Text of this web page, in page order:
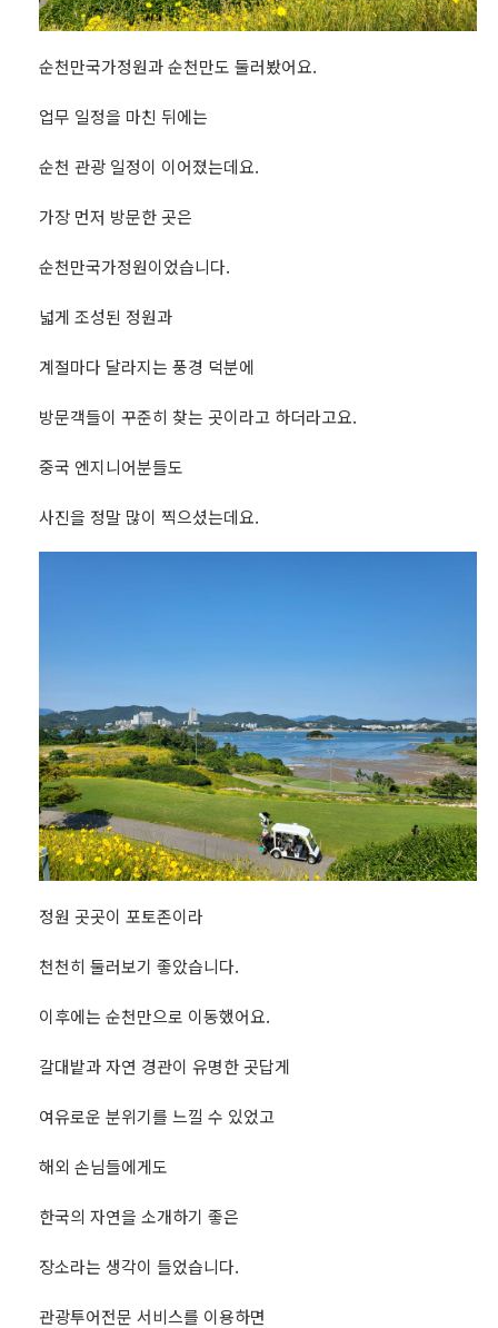
순천만국가정원과 순천만도 둘러봤어요.
업무 일정을 마친 뒤에는
순천 관광 일정이 이어졌는데요.
가장 먼저 방문한 곳은
순천만국가정원이었습니다.
넓게 조성된 정원과
계절마다 달라지는 풍경 덕분에
방문객들이 꾸준히 찾는 곳이라고 하더라고요.
중국 엔지니어분들도
사진을 정말 많이 찍으셨는데요.
정원 곳곳이 포토존이라
천천히 둘러보기 좋았습니다.
이후에는 순천만으로 이동했어요.
갈대밭과 자연 경관이 유명한 곳답게
여유로운 분위기를 느낄 수 있었고
해외 손님들에게도
한국의 자연을 소개하기 좋은
장소라는 생각이 들었습니다.
관광투어전문 서비스를 이용하면